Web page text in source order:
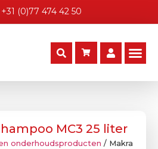
+31 (0)77 474 42 50
MC3 25 liter
onderhoudsproducten / Makra